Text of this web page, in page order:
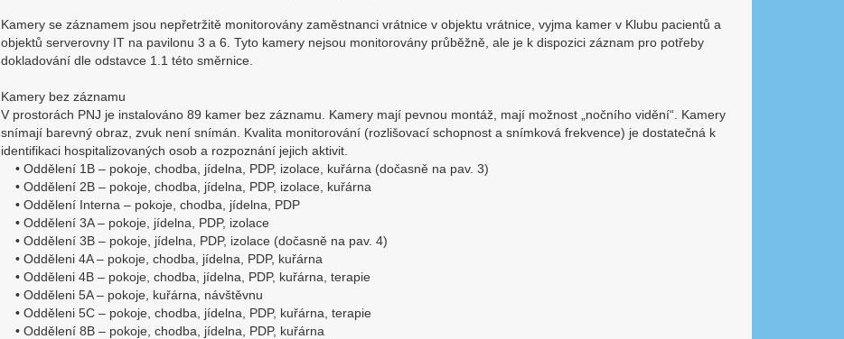
Kamery se záznamem jsou nepřetržitě monitorovány zaměstnanci vrátnice v objektu vrátnice, vyjma kamer v Klubu pacientů a
objektů serverovny IT na pavilonu 3 a 6. Tyto kamery nejsou monitorovány průběžně, ale je k dispozici záznam pro potřeby
dokladování dle odstavce 1.1 této směrnice.
Kamery bez záznamu
V prostorách PNJ je instalováno 89 kamer bez záznamu. Kamery mají pevnou montáž, mají možnost „nočního vidění“. Kamery
snímají barevný obraz, zvuk není snímán. Kvalita monitorování (rozlišovací schopnost a snímková frekvence) je dostatečná k
identifikaci hospitalizovaných osob a rozpoznání jejich aktivit.
• Oddělení 1B – pokoje, chodba, jídelna, PDP, izolace, kuřárna (dočasně na pav. 3)
• Oddělení 2B – pokoje, chodba, jídelna, PDP, izolace, kuřárna
• Oddělení Interna – pokoje, chodba, jídelna, PDP
• Oddělení 3A – pokoje, jídelna, PDP, izolace
• Oddělení 3B – pokoje, jídelna, PDP, izolace (dočasně na pav. 4)
• Odděleni 4A – pokoje, chodba, jídelna, PDP, kuřárna
• Odděleni 4B – pokoje, chodba, jídelna, PDP, kuřárna, terapie
• Odděleni 5A – pokoje, kuřárna, návštěvnu
• Odděleni 5C – pokoje, chodba, jídelna, PDP, kuřárna, terapie
• Oddělení 8B – pokoje, chodba, jídelna, PDP, kuřárna